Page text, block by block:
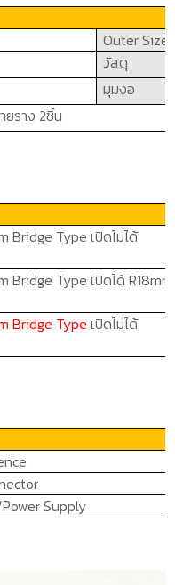
Outer Size
วัสดุ
มุมงอ
ยราง 2ชิ้น
Bridge Typeเปิดไม่ได้
Bridge Typeเปิดได้R18mm
Bridge Typeเปิดไม่ได้
Power Supply